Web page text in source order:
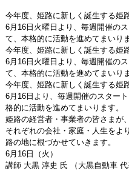
今年度、姫路に新しく誕生する姫
6月16日火曜日より、毎週開催の
て、本格的に活動を進めてまいりま
今年度、姫路に新しく誕生する姫
6月16日火曜日より、毎週開催の
て、本格的に活動を進めてまいりま
今年度、姫路に新しく誕生する姫
6月16日より、毎週開催のスター
格的に活動を進めてまいります。
姫路の経営者・事業者の皆さまが
それぞれの会社・家庭・人生をよ
路の地に根づかせていきます。
6月16日（火）
講師 大黒 淳史 氏 （大黒自動車 代